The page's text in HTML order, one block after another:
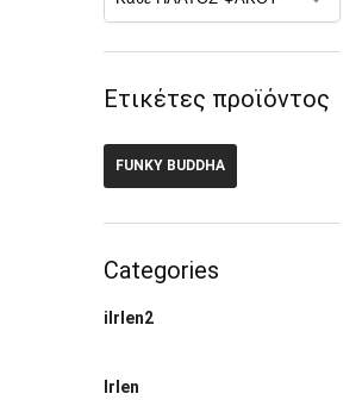
Ετικέτες προϊόντος
FUNKY BUDDHA
Categories
ilrlen2
Irlen